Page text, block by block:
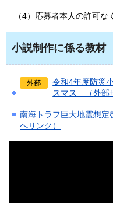
（4）応募者本人の許可な
小説制作に係る教材
令和4年度防災
スマス」（外部
南海トラフ巨大地震想定
へリンク）